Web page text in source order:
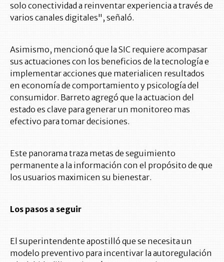
solo conectividad a reinventar experiencia a través de
varios canales digitales", señaló.
Asimismo, mencionó que la SIC requiere acompasar
sus actuaciones con los beneficios de la tecnología e
implementar acciones que materialicen resultados
en economía de comportamiento y psicología del
consumidor. Barreto agregó que la actuacion del
estado es clave para generar un monitoreo mas
efectivo para tomar decisiones.
Este panorama traza metas de seguimiento
permanente a la información con el propósito de que
los usuarios maximicen su bienestar.
Los pasos a seguir
El superintendente apostilló que se necesita un
modelo preventivo para incentivar la autoregulación